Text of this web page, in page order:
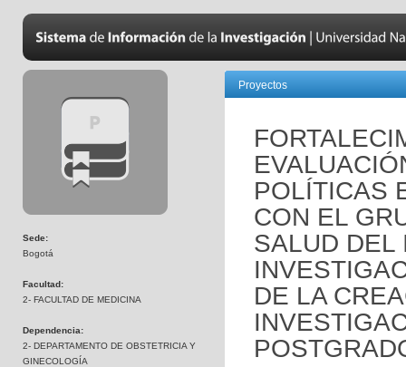
Sede:
Bogotá
Facultad:
2- FACULTAD DE MEDICINA
Dependencia:
2- DEPARTAMENTO DE OBSTETRICIA Y
GINECOLOGÍA
Proyectos
POLÍTICAS
CON EL
SALUD DEL
DE LA